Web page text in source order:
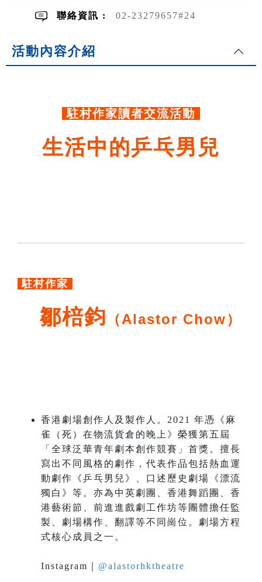
聯絡資訊 : 02-23279657#24
活動內容介紹
駐村作家讀者交流活動
生活中的乒乓男兒
駐村作家
鄒棓鈞 （Alastor Chow）
香港劇場創作人及製作人。2021 年憑《麻
雀（死）在物流貨倉的晚上》榮獲第五屆
「全球泛華青年劇本創作競賽」首獎。擅長
寫出不同風格的劇作，代表作品包括熱血運
動劇作《乒乓男兒》、口述歷史劇場《漂流
獨白》等。亦為中英劇團、香港舞蹈團、香
港藝術節、前進進戲劇工作坊等團體擔任監
製、劇場構作、翻譯等不同崗位。劇場方程
式核心成員之一。
Instagram｜ @alastorhktheatre